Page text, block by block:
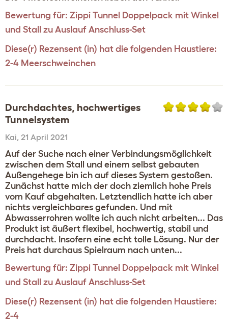
Bewertung für: Zippi Tunnel Doppelpack mit Winkel
und Stall zu Auslauf Anschluss-Set
Diese(r) Rezensent (in) hat die folgenden Haustiere:
2-4 Meerschweinchen
Durchdachtes, hochwertiges
Tunnelsystem
Kai, 21 April 2021
Auf der Suche nach einer Verbindungsmöglichkeit
zwischen dem Stall und einem selbst gebauten
Außengehege bin ich auf dieses System gestoßen.
Zunächst hatte mich der doch ziemlich hohe Preis
vom Kauf abgehalten. Letztendlich hatte ich aber
nichts vergleichbares gefunden. Und mit
Abwasserrohren wollte ich auch nicht arbeiten... Das
Produkt ist äußert flexibel, hochwertig, stabil und
durchdacht. Insofern eine echt tolle Lösung. Nur der
Preis hat durchaus Spielraum nach unten...
Bewertung für: Zippi Tunnel Doppelpack mit Winkel
und Stall zu Auslauf Anschluss-Set
Diese(r) Rezensent (in) hat die folgenden Haustiere:
2-4